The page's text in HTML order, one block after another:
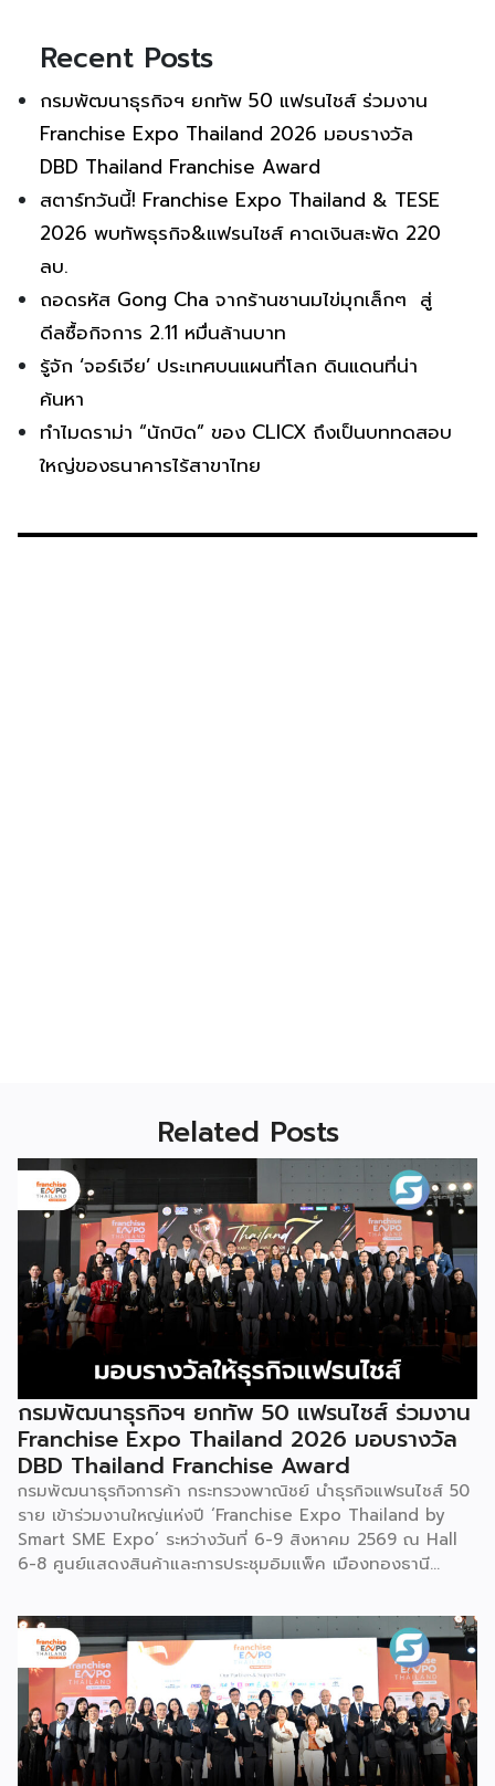
Recent Posts
กรมพัฒนาธุรกิจฯ ยกทัพ 50 แฟรนไชส์ ร่วมงาน
Franchise Expo Thailand 2026 มอบรางวัล
DBD Thailand Franchise Award
สตาร์ทวันนี้! Franchise Expo Thailand & TESE
2026 พบทัพธุรกิจ&แฟรนไชส์ คาดเงินสะพัด 220
ลบ.
ถอดรหัส Gong Cha จากร้านชานมไข่มุกเล็กๆ สู่
ดีลซื้อกิจการ 2.11 หมื่นล้านบาท
รู้จัก ‘จอร์เจีย’ ประเทศบนแผนที่โลก ดินแดนที่น่า
ค้นหา
ทำไมดราม่า “นักบิด” ของ CLICX ถึงเป็นบททดสอบ
ใหญ่ของธนาคารไร้สาขาไทย
Related Posts
กรมพัฒนาธุรกิจฯ ยกทัพ 50 แฟรนไชส์ ร่วมงาน
Franchise Expo Thailand 2026 มอบรางวัล
DBD Thailand Franchise Award
กรมพัฒนาธุรกิจการค้า กระทรวงพาณิชย์ นำธุรกิจแฟรนไชส์ 50
ราย เข้าร่วมงานใหญ่แห่งปี ‘Franchise Expo Thailand by
Smart SME Expo’ ระหว่างวันที่ 6-9 สิงหาคม 2569 ณ Hall
6-8 ศูนย์แสดงสินค้าและการประชุมอิมแพ็ค เมืองทองธานี
2026 ให้แก่ผู้ประกอบธุรกิจแฟรนไชส์ที่อยู่ในการส่งเสริมสนับสนุน
ของกรมฯ นายพูนพงษ์ นัยนาภากรณ์ อธิบดีกรมพัฒนาธุรกิจ
การค้า กระทรวงพาณิชย์ เปิดเผยภายหลังเป็นประธานเปิดงาน
“งานแฟรนไชส์ เอ็กซ์โป ไทยแลนด์ บาย สมาร์ท เอสเอ็มอี เอ็กซ์
โป (Franchise Expo Thailand by Smart SME Expo)” ซึ่ง
เป็นงานแสดงธุรกิจแฟรนไชส์ชั้นนำที่จัดขึ้นโดย บริษัท พีเอ็มจี
คอร์ปอเรชัน จำกัด เพื่อยกระดับศักยภาพของผู้ประกอบการและ